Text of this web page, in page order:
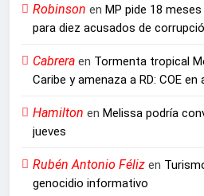
Robinson en MP pide 18
para diez acusados de
Cabrera en Tormenta tropical
Caribe y amenaza a RD: COE en
Hamilton en Melissa podría
jueves
Rubén Antonio Féliz en
genocidio informativo